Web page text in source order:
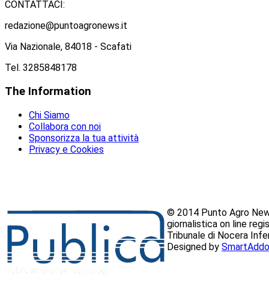
CONTATTACI:
redazione@puntoagronews.it
Via Nazionale, 84018 - Scafati
Tel. 3285848178
The Information
Chi Siamo
Collabora con noi
Sponsorizza la tua attività
Privacy e Cookies
© 2014 Punto Agro
giornalistica on line
Tribunale di Nocera
Designed by